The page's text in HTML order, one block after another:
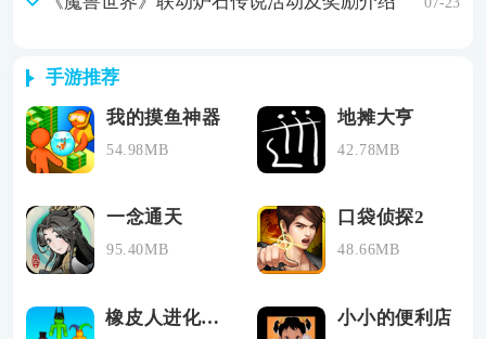
手游推荐
我的摸鱼神器
54.98MB
地摊大亨
42.78MB
一念通天
95.40MB
口袋侦探2
48.66MB
橡皮人进化跑手游下载 小小的便利店